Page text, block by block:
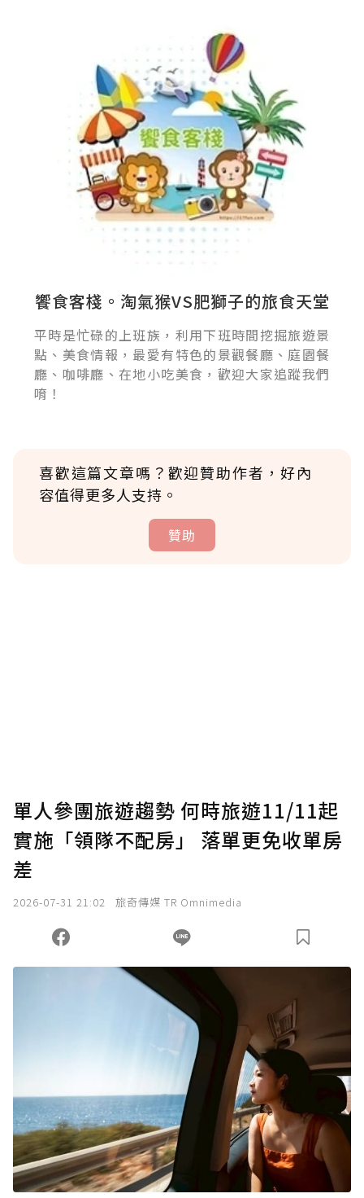
饗食客棧。淘氣猴VS肥獅子的旅食天堂
平時是忙碌的上班族，利用下班時間挖掘旅遊景
點、美食情報，最愛有特色的景觀餐廳、庭園餐
廳、咖啡廳、在地小吃美食，歡迎大家追蹤我們
唷！
喜歡這篇文章嗎？歡迎贊助作者，好內
容值得更多人支持。
贊助
確認送出
您當前剩餘 U 利點數：0點；前往 購買點數
單人參團旅遊趨勢 何時旅遊11/11起
實施「領隊不配房」 落單更免收單房
差
2026-07-31 21:02 旅奇傳媒 TR Omnimedia